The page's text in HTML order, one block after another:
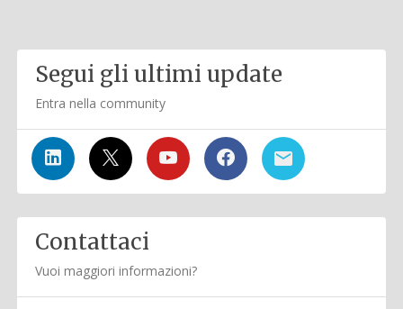
Segui gli ultimi update
Entra nella community
Contattaci
Vuoi maggiori informazioni?